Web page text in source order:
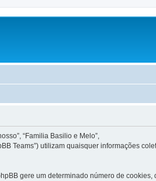
“Familia Basilio e Melo”,
Teams”) utilizam quaisquer informações
gere um determinado número de cookies,